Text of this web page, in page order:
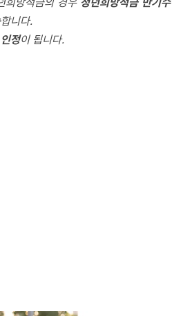
망적금의 경우 청년희망적금 만기수
합니다.
정이 됩니다.